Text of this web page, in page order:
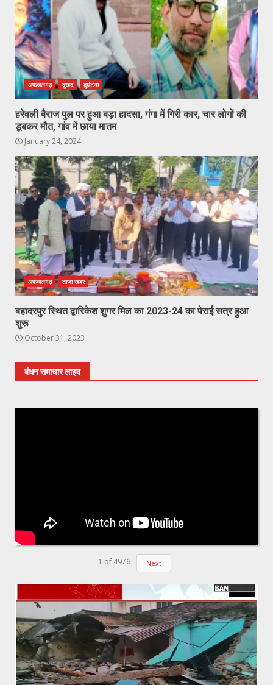
अफजलगढ़ दुखद दुर्घटना
हरेवली बैराज पुल पर हुआ बड़ा हादसा, गंगा में गिरी कार, चार लोगों की
डूबकर मौत, गांव में छाया मातम
January 24, 2024
अफजलगढ़ ताजा खबर
बहादरपुर स्थित द्वारिकेश शुगर मिल का 2023-24 का पेराई सत्र हुआ
शुरू
October 31, 2023
बंधन समाचार लाइव
1 of 4976 Next